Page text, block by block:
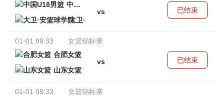
中国U18男篮
vs
大卫·安篮球学院
已结束
01-01 08:33
女篮锦标赛
合肥女篮
vs
山东女篮
已结束
01-01 08:33
女篮锦标赛